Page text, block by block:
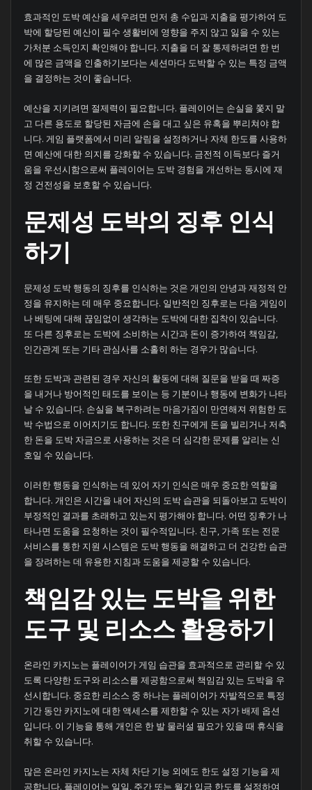
효과적인 도박 예산을 세우려면 먼저 총 수입과 지출을 평가하여 도
박에 할당된 예산이 필수 생활비에 영향을 주지 않고 잃을 수 있는
가처분 소득인지 확인해야 합니다. 지출을 더 잘 통제하려면 한 번
에 많은 금액을 인출하기보다는 세션마다 도박할 수 있는 특정 금액
을 결정하는 것이 좋습니다.
예산을 지키려면 절제력이 필요합니다. 플레이어는 손실을 쫓지 말
고 다른 용도로 할당된 자금에 손을 대고 싶은 유혹을 뿌리쳐야 합
니다. 게임 플랫폼에서 미리 알림을 설정하거나 자체 한도를 사용하
면 예산에 대한 의지를 강화할 수 있습니다. 금전적 이득보다 즐거
움을 우선시함으로써 플레이어는 도박 경험을 개선하는 동시에 재
정 건전성을 보호할 수 있습니다.
문제성 도박의 징후 인식
하기
문제성 도박 행동의 징후를 인식하는 것은 개인의 안녕과 재정적 안
정을 유지하는 데 매우 중요합니다. 일반적인 징후로는 다음 게임이
나 베팅에 대해 끊임없이 생각하는 도박에 대한 집착이 있습니다.
또 다른 징후로는 도박에 소비하는 시간과 돈이 증가하여 책임감,
인간관계 또는 기타 관심사를 소홀히 하는 경우가 많습니다.
또한 도박과 관련된 경우 자신의 활동에 대해 질문을 받을 때 짜증
을 내거나 방어적인 태도를 보이는 등 기분이나 행동에 변화가 나타
날 수 있습니다. 손실을 복구하려는 마음가짐이 만연해져 위험한 도
박 수법으로 이어지기도 합니다. 또한 친구에게 돈을 빌리거나 저축
한 돈을 도박 자금으로 사용하는 것은 더 심각한 문제를 알리는 신
호일 수 있습니다.
이러한 행동을 인식하는 데 있어 자기 인식은 매우 중요한 역할을
합니다. 개인은 시간을 내어 자신의 도박 습관을 되돌아보고 도박이
부정적인 결과를 초래하고 있는지 평가해야 합니다. 어떤 징후가 나
타나면 도움을 요청하는 것이 필수적입니다. 친구, 가족 또는 전문
서비스를 통한 지원 시스템은 도박 행동을 해결하고 더 건강한 습관
을 장려하는 데 유용한 지침과 도움을 제공할 수 있습니다.
책임감 있는 도박을 위한
도구 및 리소스 활용하기
온라인 카지노는 플레이어가 게임 습관을 효과적으로 관리할 수 있
도록 다양한 도구와 리소스를 제공함으로써 책임감 있는 도박을 우
선시합니다. 중요한 리소스 중 하나는 플레이어가 자발적으로 특정
기간 동안 카지노에 대한 액세스를 제한할 수 있는 자가 배제 옵션
입니다. 이 기능을 통해 개인은 한 발 물러설 필요가 있을 때 휴식을
취할 수 있습니다.
많은 온라인 카지노는 자체 차단 기능 외에도 한도 설정 기능을 제
공합니다. 플레이어는 일일, 주간 또는 월간 입금 한도를 설정하여